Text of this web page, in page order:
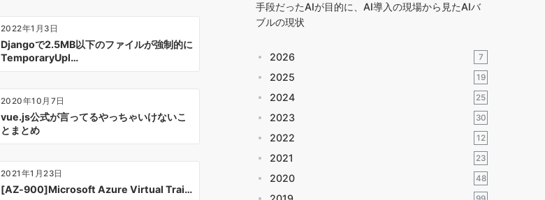
2022年1月3日
Djangoで2.5MB以下のファイルが強制的に
TemporaryUpl…
2020年10月7日
vue.js公式が言ってるやっちゃいけないこ
とまとめ
2021年1月23日
[AZ-900]Microsoft Azure Virtual Trai…
手段だったAIが目的に、AI導入の現場から見たAIバ
ブルの現状
2026 7
2025 19
2024 25
2023 30
2022 12
2021 23
2020 48